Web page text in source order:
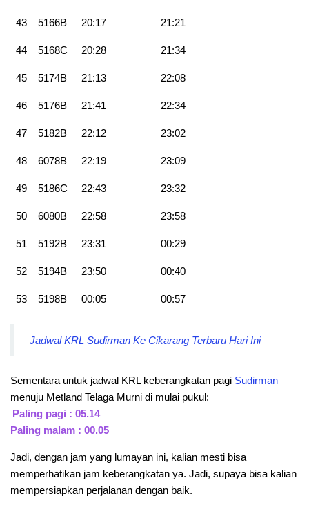
43 5166B 20:17 21:21
44 5168C 20:28 21:34
45 5174B 21:13 22:08
46 5176B 21:41 22:34
47 5182B 22:12 23:02
48 6078B 22:19 23:09
49 5186C 22:43 23:32
50 6080B 22:58 23:58
51 5192B 23:31 00:29
52 5194B 23:50 00:40
53 5198B 00:05 00:57
Jadwal KRL Sudirman Ke Cikarang Terbaru Hari Ini
Sementara untuk jadwal KRL keberangkatan pagi Sudirman
menuju Metland Telaga Murni di mulai pukul:
Paling pagi : 05.14
Paling malam : 00.05
Jadi, dengan jam yang lumayan ini, kalian mesti bisa
memperhatikan jam keberangkatan ya. Jadi, supaya bisa kalian
mempersiapkan perjalanan dengan baik.